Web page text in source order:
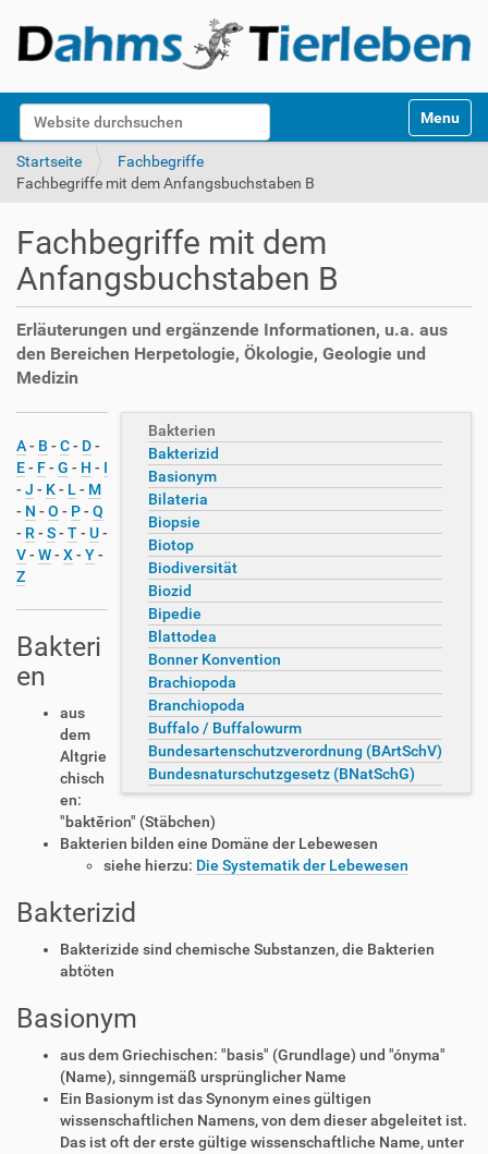
Website durchsuchen
k
Toggle
Startseite
Fachbegriffe
Fachbegriffe mit dem Anfangsbuchstaben B
Fachbegriffe mit dem
Anfangsbuchstaben B
Erläuterungen und ergänzende Informationen, u.a. aus
den Bereichen Herpetologie, Ökologie, Geologie und
Medizin
Bakterien
Bakterizid
Basionym
Bilateria
Biopsie
Biotop
Biodiversität
Biozid
Bipedie
Blattodea
Bonner Konvention
Brachiopoda
Branchiopoda
Buffalo / Buffalowurm
Bundesartenschutzverordnung (BArtSchV)
Bundesnaturschutzgesetz (BNatSchG)
A- B - C- D-
E- F- G - H - I
- J - K- L- M
- N - O - P- Q
- R- S- T- U-
V- W- X- Y-
Z
Bakteri
en
aus
dem
Altgrie
chisch
en:
"baktḗrion" (Stäbchen)
Bakterien bilden eine Domäne der Lebewesen
siehe hierzu: Die Systematik der Lebewesen
Bakterizid
Bakterizide sind chemische Substanzen, die Bakterien
abtöten
Basionym
aus dem Griechischen: "basis" (Grundlage) und "ónyma"
(Name), sinngemäß ursprünglicher Name
Ein Basionym ist das Synonym eines gültigen
wissenschaftlichen Namens, von dem dieser abgeleitet ist.
Das ist oft der erste gültige wissenschaftliche Name, unter